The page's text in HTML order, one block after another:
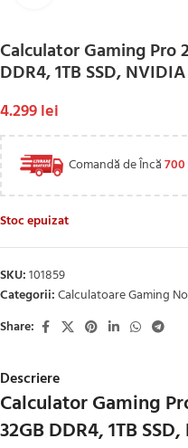
Calculator Gaming Pro
DDR4, 1TB SSD,
4.299lei
Comandă de Încă700
Stoc epuizat
SKU:101859
Categorii:Calculatoare Gaming
Share:
Descriere
Calculator Gaming
32GB DDR4, 1TB